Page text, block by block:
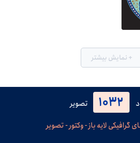
+ نمایش بیشتر
1032
تصویر
لایه باز - وکتور - تصویر